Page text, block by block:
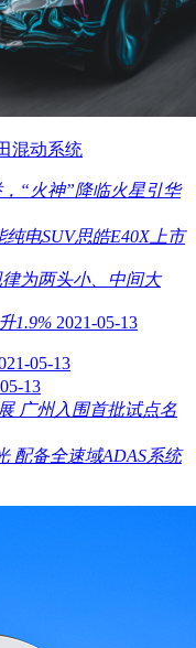
混动系统
“火神”降临火星引华
电SUV思皓E40X上市
为两头小、中间大
1.9% 2021-05-13
05-13
13
广州入围首批试点名
配备全速域ADAS系统